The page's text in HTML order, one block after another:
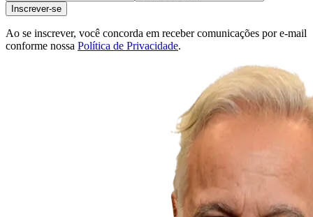
Inscrever-se
Ao se inscrever, você concorda em receber comunicações por e-mail
conforme nossa Política de Privacidade.